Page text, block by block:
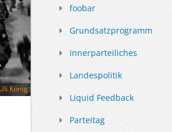
Uli König
foobar
Grundsatzprogramm
Innerparteiliches
Landespolitik
Liquid Feedback
Parteitag